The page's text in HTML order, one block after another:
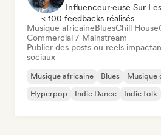
Influenceur·euse Sur
< 100 feedbacks réalisés
Musique africaineBluesChill House
Commercial / Mainstream
Publier des posts ou reels
sociaux
Musique africaine Blues Musique
Hyperpop
Indie Dance Indie folk